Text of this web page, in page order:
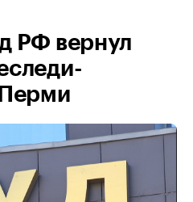
РФ вернул